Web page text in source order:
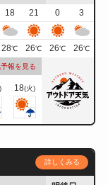
18 21 0
3
28℃ 26℃ 26℃ 26℃
報を見る
18(火)
詳しくみる